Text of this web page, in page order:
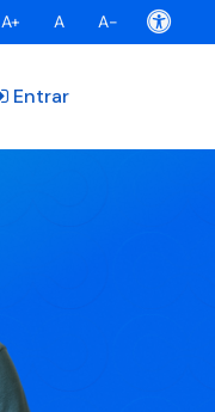
A+ A A-
Entrar